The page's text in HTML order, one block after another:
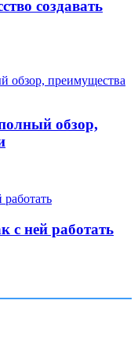
создавать
обзор,
с ней работать